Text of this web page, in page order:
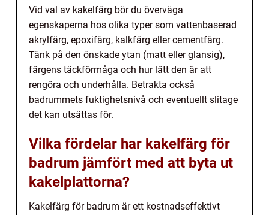
Vid val av kakelfärg bör du överväga
egenskaperna hos olika typer som vattenbaserad
akrylfärg, epoxifärg, kalkfärg eller cementfärg.
Tänk på den önskade ytan (matt eller glansig),
färgens täckförmåga och hur lätt den är att
rengöra och underhålla. Betrakta också
badrummets fuktighetsnivå och eventuellt slitage
det kan utsättas för.
Vilka fördelar har kakelfärg för
badrum jämfört med att byta ut
kakelplattorna?
Kakelfärg för badrum är ett kostnadseffektivt